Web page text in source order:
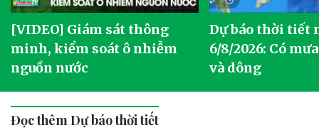
[VIDEO] Giám sát thông
minh, kiểm soát ô nhiễm
nguồn nước
Dự báo thời tiết
6/8/2026: Có
và dông
Đọc thêm Dự báo thời tiết